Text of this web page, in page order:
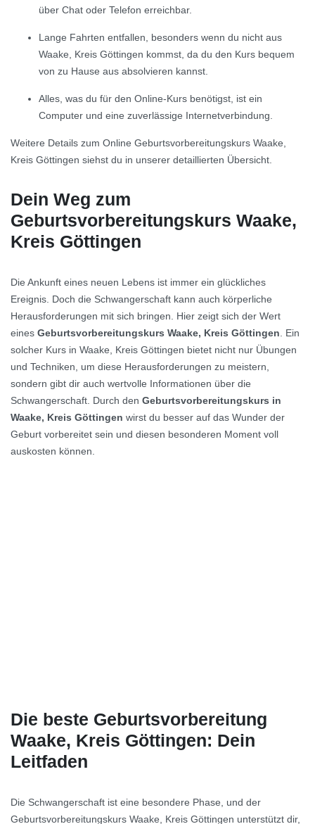
über Chat oder Telefon erreichbar.
Lange Fahrten entfallen, besonders wenn du nicht aus
Waake, Kreis Göttingen kommst, da du den Kurs bequem
von zu Hause aus absolvieren kannst.
Alles, was du für den Online-Kurs benötigst, ist ein
Computer und eine zuverlässige Internetverbindung.
Weitere Details zum Online Geburtsvorbereitungskurs Waake,
Kreis Göttingen siehst du in unserer detaillierten Übersicht.
Dein Weg zum
Geburtsvorbereitungskurs Waake,
Kreis Göttingen
Die Ankunft eines neuen Lebens ist immer ein glückliches
Ereignis. Doch die Schwangerschaft kann auch körperliche
Herausforderungen mit sich bringen. Hier zeigt sich der Wert
eines Geburtsvorbereitungskurs Waake, Kreis Göttingen. Ein
solcher Kurs in Waake, Kreis Göttingen bietet nicht nur Übungen
und Techniken, um diese Herausforderungen zu meistern,
sondern gibt dir auch wertvolle Informationen über die
Schwangerschaft. Durch den Geburtsvorbereitungskurs in
Waake, Kreis Göttingen wirst du besser auf das Wunder der
Geburt vorbereitet sein und diesen besonderen Moment voll
auskosten können.
Die beste Geburtsvorbereitung
Waake, Kreis Göttingen: Dein
Leitfaden
Die Schwangerschaft ist eine besondere Phase, und der
Geburtsvorbereitungskurs Waake, Kreis Göttingen unterstützt dir,